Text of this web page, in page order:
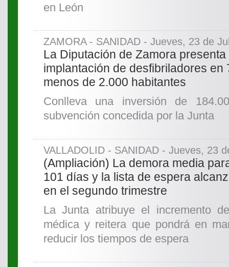
en León
ZAMORA - SANIDAD - Jueves, 23 de
La Diputación de Zamora
implantación de desfibriladores en
menos de 2.000 habitantes
Conlleva una inversión de
subvención concedida por la Junta
VALLADOLID - SANIDAD - Jueves, 23
(Ampliación) La demora media
101 días y la lista de espera
en el segundo trimestre
La Junta atribuye el incremento
médica y reitera que pondrá en
reducir los tiempos de espera